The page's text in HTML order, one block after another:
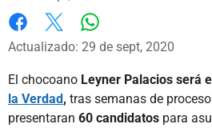
Facebook
X
Actualizado: 29 de sept, 2020
El chocoano Leyner Palacios será
la Verdad, tras semanas de
presentaran 60 candidatos para